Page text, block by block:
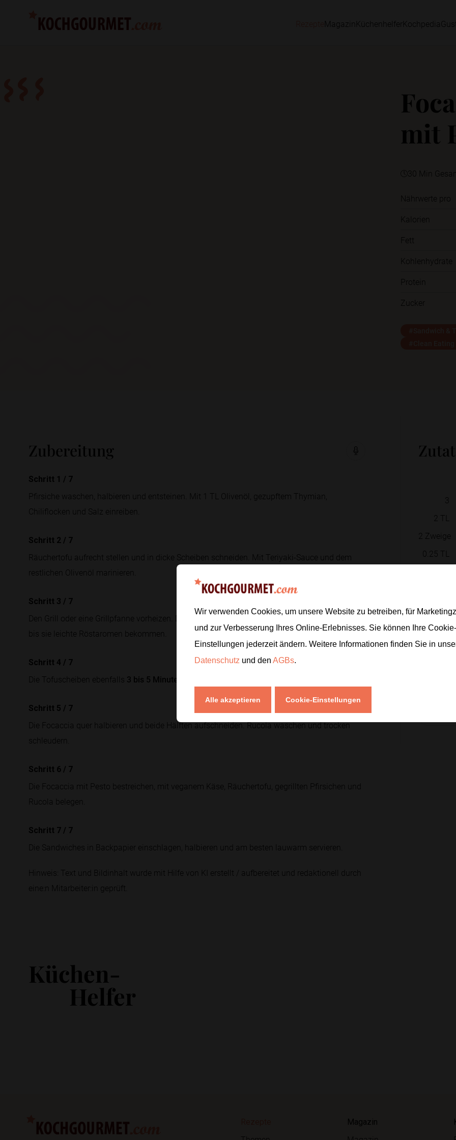
Magazin Küchenhelfer Kochpedia
mit
30 Min
Nährwerte pro
Kalorien
Fett
Kohlenhydrate
Protein
Zucker
3
2 TL
2 Zweige
0.25 TL
EL
0.5
50g
Zubereitung
Schritt 1 / 7
Pfirsiche waschen, halbieren und entsteinen. Mit 1 TL Olivenöl, gezupftem Thymian,
Chiliflocken und Salz einreiben.
Schritt 2 / 7
Räuchertofu aufrecht stellen und in dicke Scheiben schneiden. Mit Teriyaki-Sauce und dem
restlichen Olivenöl marinieren.
Schritt 3 / 7
Den Grill oder eine Grillpfanne vorheizen. Die Pfirsichhälften 2 bis 3 Minuten
bis sie leichte Röstaromen bekommen.
Schritt 4 / 7
Die Tofuscheiben ebenfalls 3 bis 5 Minuten
Schritt 5 / 7
Die Focaccia quer halbieren und beide Hälften aufschneiden. Rucola waschen und trocken
schleudern.
Schritt 6 / 7
Die Focaccia mit Pesto bestreichen, mit veganem Käse, Räuchertofu, gegrillten Pfirsichen und
Rucola belegen.
Schritt 7 / 7
Die Sandwiches in Backpapier einschlagen, halbieren und am besten lauwarm servieren.
Hinweis: Text und Bildinhalt wurde mit Hilfe von KI erstellt / aufbereitet und redaktionell durch
eine:n Mitarbeiter:in geprüft.
Küchen-
Helfer
Magazin
Wir verwenden Cookies, um unsere Website zu betreiben, für
und zur Verbesserung Ihres Online-Erlebnisses. Sie können Ihre Cookie-
Einstellungen jederzeit ändern. Weitere Informationen finden Sie in
Datenschutz und den AGBs.
Alle akzeptieren Cookie-Einstellungen